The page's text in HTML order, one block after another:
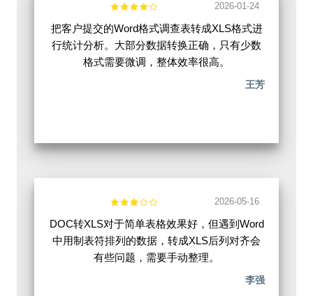
2026-01-24
把客户提交的Word格式调查表转成XLS格式进
行统计分析。大部分数据转换正确，只有少数
格式需要微调，整体效率很高。
王芳
2026-05-16
DOC转XLS对于简单表格效果好，但遇到Word
中用制表符排列的数据，转成XLS后列对齐会
有些问题，需要手动整理。
李强